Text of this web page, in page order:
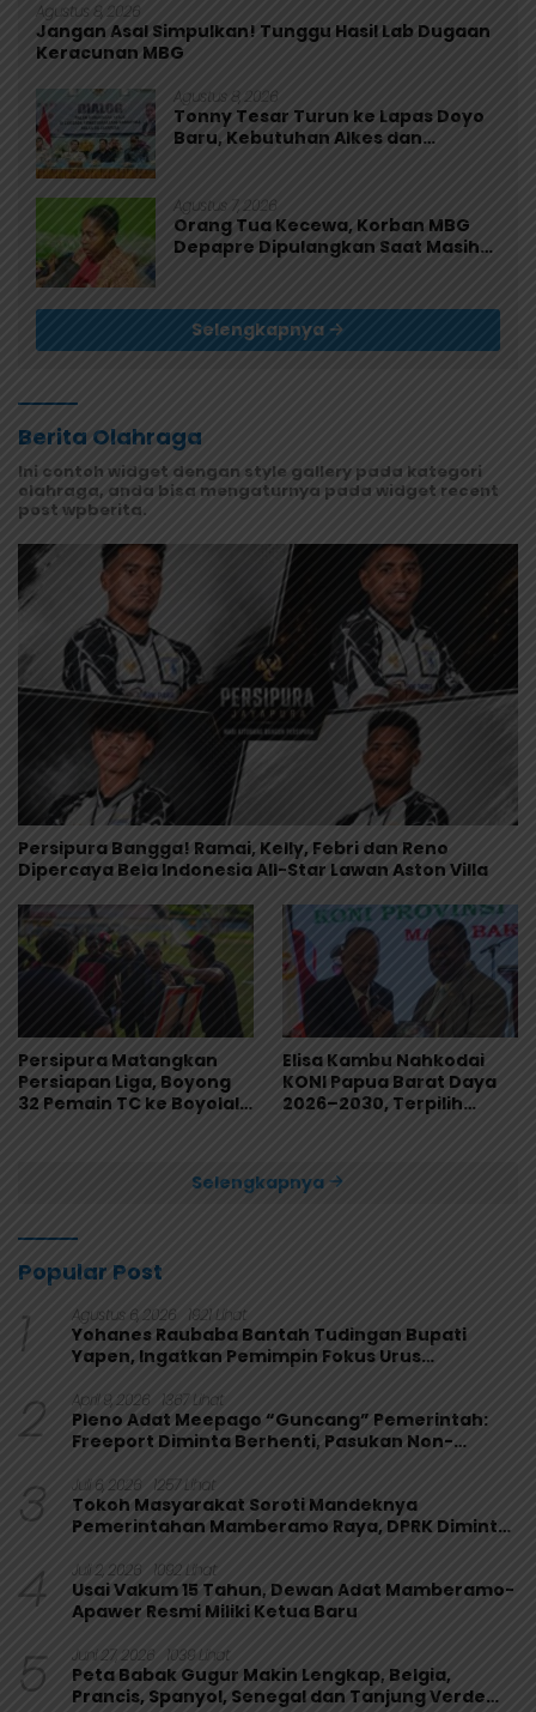
Agustus 8, 2026
Jangan Asal Simpulkan! Tunggu Hasil Lab Dugaan
Keracunan MBG
Agustus 8, 2026
Tonny Tesar Turun ke Lapas Doyo
Baru, Kebutuhan Alkes dan
Agustus 7, 2026
Orang Tua Kecewa, Korban MBG
Depapre Dipulangkan Saat Masih
Selengkapnya
Berita Olahraga
Ini contoh widget dengan style gallery pada kategori
olahraga, anda bisa mengaturnya pada widget recent
post wpberita.
Persipura Bangga! Ramai, Kelly, Febri dan Reno
Dipercaya Bela Indonesia All-Star Lawan Aston Villa
Persipura Matangkan
Persiapan Liga, Boyong
32 Pemain TC ke Boyolali
Elisa Kambu Nahkodai
KONI Papua Barat Daya
2026–2030, Terpilih
Selengkapnya
Popular Post
1 Agustus 6, 2026 1921 Lihat
Yohanes Raubaba Bantah Tudingan Bupati
Yapen, Ingatkan Pemimpin Fokus Urus
2 April 9, 2026 1367 Lihat
Pleno Adat Meepago “Guncang” Pemerintah:
Freeport Diminta Berhenti, Pasukan Non-
3 Juli 6, 2026 1257 Lihat
Tokoh Masyarakat Soroti Mandeknya
Pemerintahan Mamberamo Raya, DPRK Diminta
4 Juli 2, 2026 1092 Lihat
Usai Vakum 15 Tahun, Dewan Adat Mamberamo-
Apawer Resmi Miliki Ketua Baru
5 Juni 27, 2026 1039 Lihat
Peta Babak Gugur Makin Lengkap, Belgia,
Prancis, Spanyol, Senegal dan Tanjung Verde